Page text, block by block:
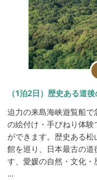
（1泊2日）歴史ある道
迫力の来島海峡遊覧船
の絵付け・手びねり体
ができます。歴史ある
館を巡り、日本最古の
す、愛媛の自然・文化・
…